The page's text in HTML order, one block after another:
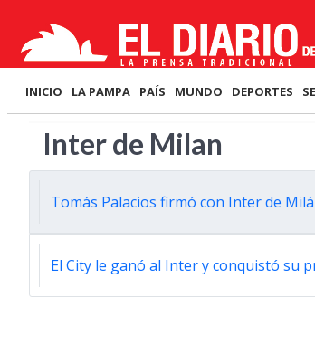
INICIO LA PAMPA PAÍS MUNDO DEPORTES
Inter de Milan
Tomás Palacios firmó con Inter de
El City le ganó al Inter y conquistó su